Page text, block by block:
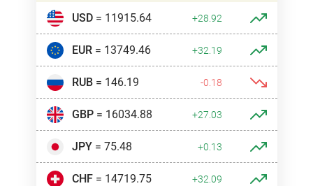
USD= 11915.64 +28.92
EUR= 13749.46 +32.19
RUB= 146.19 -0.18
GBP= 16034.88 +27.03
JPY= 75.48 +0.13
CHF= 14719.75 +32.09